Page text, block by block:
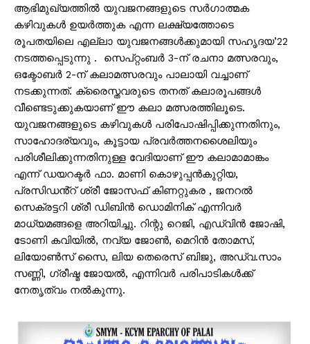
ആഭിമുഖ്യത്തിൽ യുവജനങ്ങളുടെ സർഗാത്മക
കഴിവുകൾ ഉയർത്തുക എന്ന ലക്ഷ്യത്തോടെ
രൂപതയിലെ എല്ലാ യുവജനങ്ങൾക്കുമായി സഹൃദയ’22
നടത്തപ്പെടുന്നു . സെപ്റ്റംബർ 3-ന് രചനാ മത്സരവും,
ഒക്ടോബർ 2-ന് കലാമത്സരവും പാലായി വച്ചാണ്
നടക്കുന്നത്. ക്രൈസ്തവരുടെ തനത് കലാരൂപങ്ങൾ
വീണ്ടെടുക്കുകയാണ് ഈ കലാ മത്സരത്തിലൂടെ.
യുവജനങ്ങളുടെ കഴിവുകൾ പരിപോഷിപ്പിക്കുന്നതിനും,
സാഹോദര്യവും, കൂട്ടായ പ്രവർത്തനശൈലിയും
പരിശീലിക്കുന്നതിനുള്ള വേദിയാണ് ഈ കലാമാമാങ്കം
എന്ന് ഡയറക്ടർ ഫാ. മാണി കൊഴുപ്പൻകുറ്റിയ,
പ്രസിഡൻ്റ് ശ്രീ ജോസഫ് കിണറ്റുകര , ജനറൽ
സെക്രട്ടറി ശ്രീ ഡിബിൻ ഡൊമിനിക് എന്നിവർ
മാധ്യമങ്ങളെ അറിയിച്ചു. റിന്റു റെജി, എഡ്വിൻ ജോഷി,
ടോണി കവിയിൽ, നവ്യ ജോൺ, മെറിൻ തോമസ്,
ലിയോൺസ് സൈ, ലിയ തെരെസ് ബിജു, അഡ്വ.സാം
സണ്ണി, ഗ്രീഷ്മ ജോയൽ, എന്നിവർ പരിപാടികൾക്ക്
നേതൃത്വം നൽകുന്നു.